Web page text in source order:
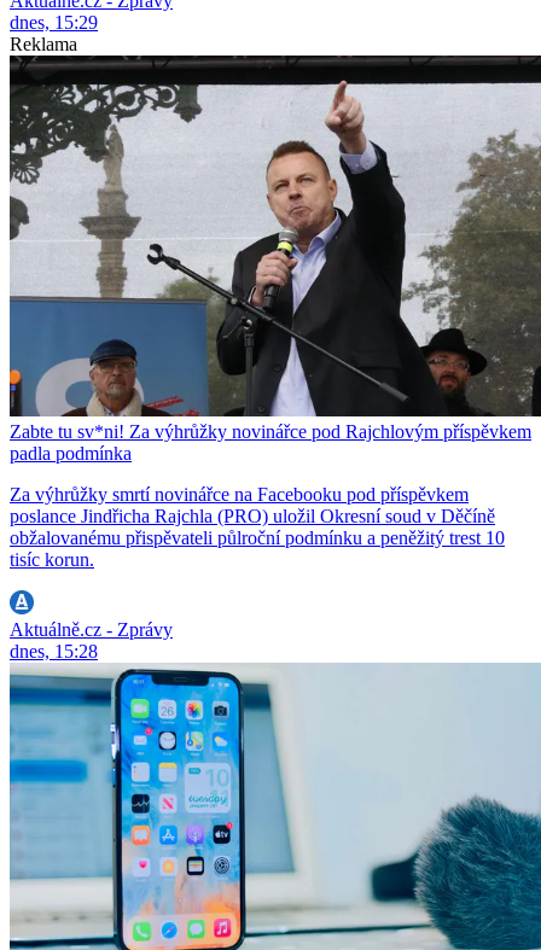
dnes, 15:29
Reklama
Zabte tu sv*ni! Za výhrůžky novinářce pod Rajchlovým příspěvkem
padla podmínka
Za výhrůžky smrtí novinářce na Facebooku pod příspěvkem
poslance Jindřicha Rajchla (PRO) uložil Okresní soud v Děčíně
obžalovanému přispěvateli půlroční podmínku a peněžitý trest 10
tisíc korun.
Aktuálně.cz - Zprávy
dnes, 15:28